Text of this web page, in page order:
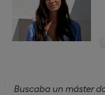
Buscaba un máster